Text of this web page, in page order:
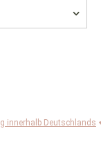
innerhalb Deutschlands